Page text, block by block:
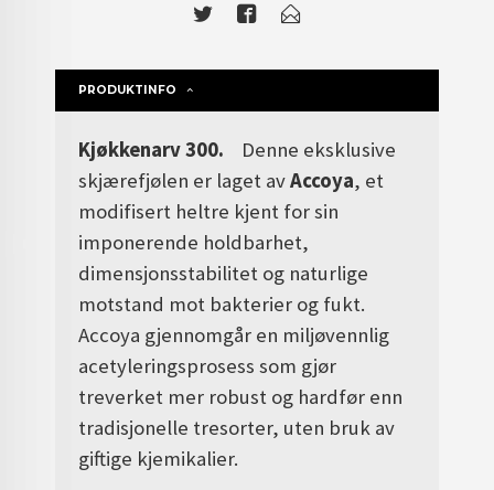
PRODUKTINFO
Kjøkkenarv 300. Denne eksklusive
skjærefjølen er laget avAccoya, et
modifisert heltre kjent for sin
imponerende holdbarhet,
dimensjonsstabilitet og naturlige
motstand mot bakterier og fukt.
Accoya gjennomgår en miljøvennlig
acetyleringsprosess som gjør
treverket mer robust og hardfør enn
tradisjonelle tresorter, uten bruk av
giftige kjemikalier.